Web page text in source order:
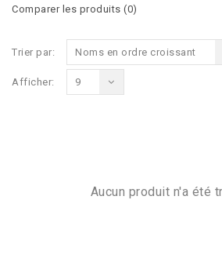
Comparer les produits (0)
Trier par: Noms en ordre croissant
Afficher: 9
Aucun produit n'a été